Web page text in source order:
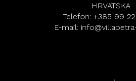
HRVATSKA
Telefon: +385 99
E-mail: